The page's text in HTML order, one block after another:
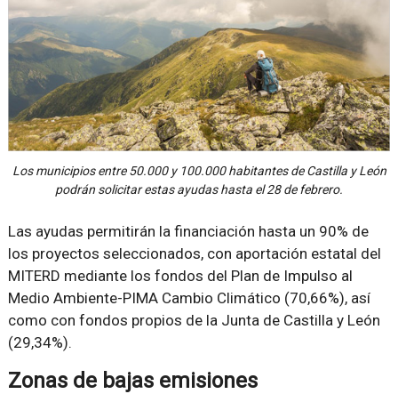
Los municipios entre 50.000 y 100.000 habitantes de Castilla y León
podrán solicitar estas ayudas hasta el 28 de febrero.
Las ayudas permitirán la financiación hasta un 90% de
los proyectos seleccionados, con aportación estatal del
MITERD mediante los fondos del Plan de Impulso al
Medio Ambiente-PIMA Cambio Climático (70,66%), así
como con fondos propios de la Junta de Castilla y León
(29,34%).
Zonas de bajas emisiones